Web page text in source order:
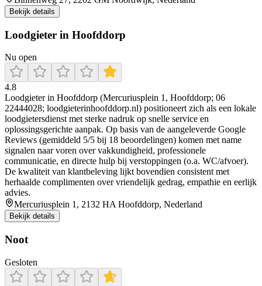
Bekijk details
Loodgieter in Hoofddorp
Nu open
4.8
Loodgieter in Hoofddorp (Mercuriusplein 1, Hoofddorp; 06
22444028; loodgieterinhoofddorp.nl) positioneert zich als een lokale
loodgietersdienst met sterke nadruk op snelle service en
oplossingsgerichte aanpak. Op basis van de aangeleverde Google
Reviews (gemiddeld 5/5 bij 18 beoordelingen) komen met name
signalen naar voren over vakkundigheid, professionele
communicatie, en directe hulp bij verstoppingen (o.a. WC/afvoer).
De kwaliteit van klantbeleving lijkt bovendien consistent met
herhaalde complimenten over vriendelijk gedrag, empathie en eerlijk
advies.
Mercuriusplein 1, 2132 HA Hoofddorp, Nederland
Bekijk details
Noot
Gesloten